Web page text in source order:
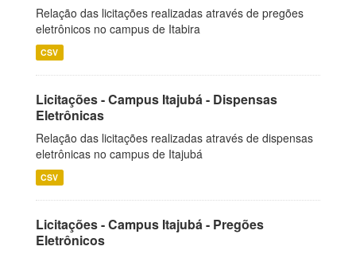
Relação das licitações realizadas através de pregões
eletrônicos no campus de Itabira
CSV
Licitações - Campus Itajubá - Dispensas
Eletrônicas
Relação das licitações realizadas através de dispensas
eletrônicas no campus de Itajubá
CSV
Licitações - Campus Itajubá - Pregões
Eletrônicos